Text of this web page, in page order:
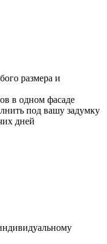
размера и
в одном фасаде
под вашу задумку
дней